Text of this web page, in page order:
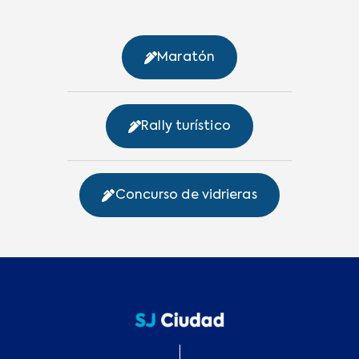
Maratón
Rally turístico
Concurso de vidrieras